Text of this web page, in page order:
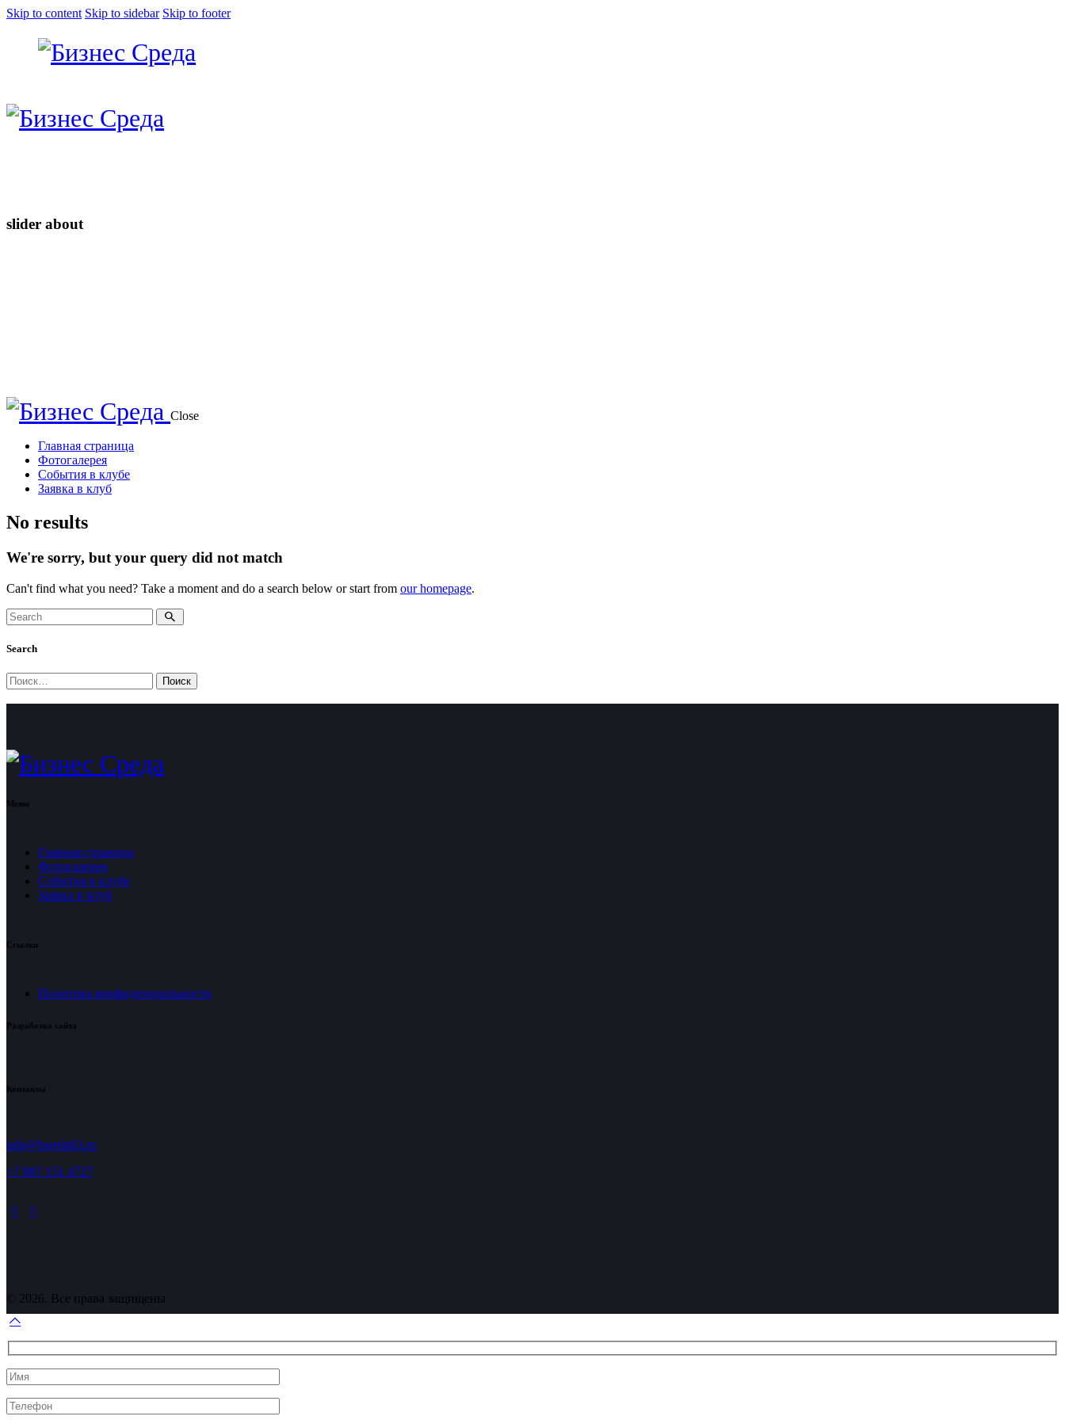
Skip to content Skip to sidebar Skip to footer
slider about
Close
Главная страница
Фотогалерея
События в клубе
Заявка в клуб
No results
We're sorry, but your query did not match
Can't find what you need? Take a moment and do a search below or start from our homepage.
Search
Найти:
Меню
Главная страница
Фотогалерея
События в клубе
Заявка в клуб
Ссылки
Политика конфиденциальности
Разработка сайта
Контакты
info@bsreda63.ru
+7 987 151 4727
© 2026. Все права защищены